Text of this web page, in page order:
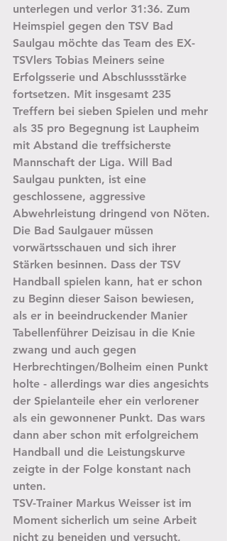
unterlegen und verlor 31:36. Zum
Heimspiel gegen den TSV Bad
Saulgau möchte das Team des EX-
TSVlers Tobias Meiners seine
Erfolgsserie und Abschlussstärke
fortsetzen. Mit insgesamt 235
Treffern bei sieben Spielen und mehr
als 35 pro Begegnung ist Laupheim
mit Abstand die treffsicherste
Mannschaft der Liga. Will Bad
Saulgau punkten, ist eine
geschlossene, aggressive
Abwehrleistung dringend von Nöten.
Die Bad Saulgauer müssen
vorwärtsschauen und sich ihrer
Stärken besinnen. Dass der TSV
Handball spielen kann, hat er schon
zu Beginn dieser Saison bewiesen,
als er in beeindruckender Manier
Tabellenführer Deizisau in die Knie
zwang und auch gegen
Herbrechtingen/Bolheim einen Punkt
holte - allerdings war dies angesichts
der Spielanteile eher ein verlorener
als ein gewonnener Punkt. Das wars
dann aber schon mit erfolgreichem
Handball und die Leistungskurve
zeigte in der Folge konstant nach
unten.
TSV-Trainer Markus Weisser ist im
Moment sicherlich um seine Arbeit
nicht zu beneiden und versucht,